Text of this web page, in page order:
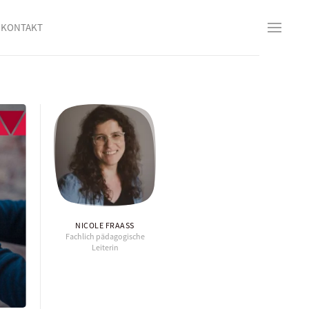
KONTAKT
NICOLE FRAASS
Fachlich pädagogische
Leiterin